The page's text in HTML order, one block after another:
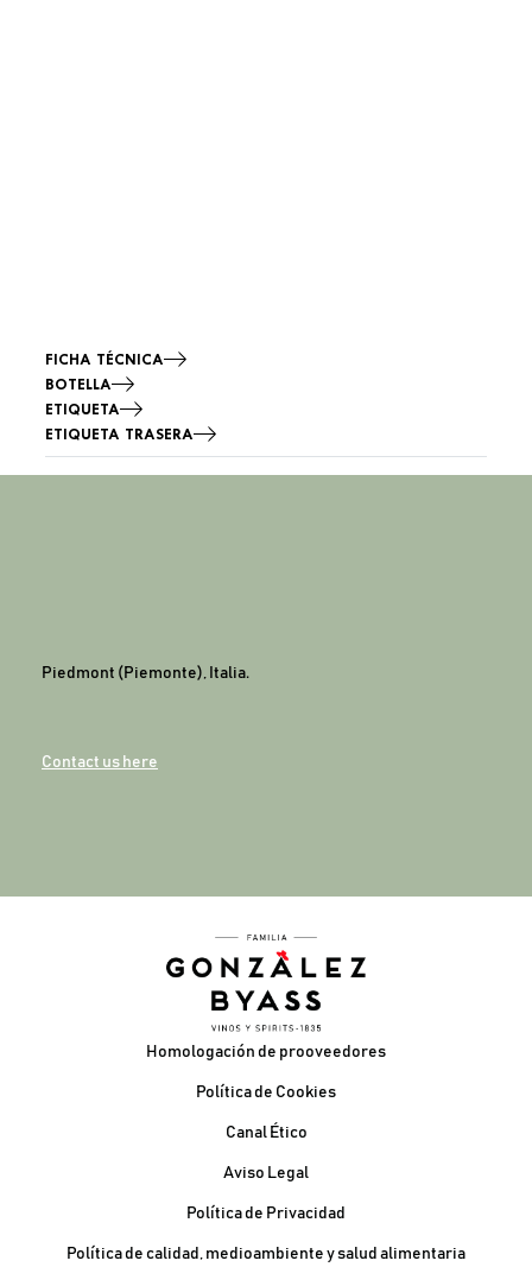
FICHA TÉCNICA
BOTELLA
ETIQUETA
ETIQUETA TRASERA
Piedmont (Piemonte), Italia.
Contact us here
Pie de páginaHomologación de prooveedores
Política de Cookies
Canal Ético
Aviso Legal
Política de Privacidad
Política de calidad, medioambiente y salud alimentaria